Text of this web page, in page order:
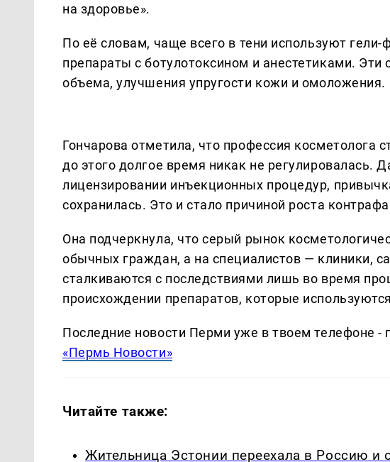
на здоровье».
По её словам, чаще всего в тени используют
препараты с ботулотоксином и анестетиками.
объема, улучшения упругости кожи и омоложения.
Гончарова отметила, что профессия косметолога
до этого долгое время никак не регулировалась.
лицензировании инъекционных процедур,
сохранилась. Это и стало причиной роста
Она подчеркнула, что серый рынок
обычных граждан, а на специалистов — клиники,
сталкиваются с последствиями лишь во время
происхождении препаратов, которые
Последние новости Перми уже в твоем телефоне -
«Пермь Новости»
Читайте также:
Жительница Эстонии переехала в Россию и